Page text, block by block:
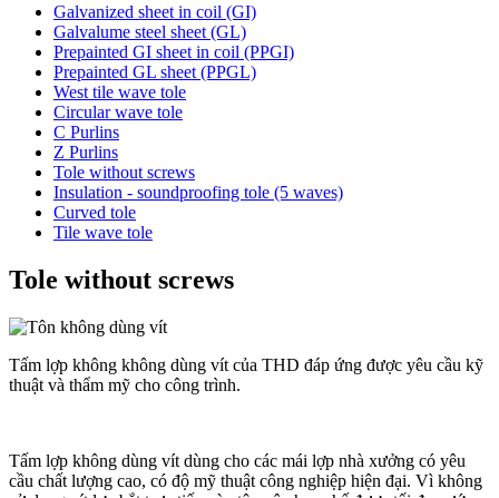
Galvanized sheet in coil (GI)
Galvalume steel sheet (GL)
Prepainted GI sheet in coil (PPGI)
Prepainted GL sheet (PPGL)
West tile wave tole
Circular wave tole
C Purlins
Z Purlins
Tole without screws
Insulation - soundproofing tole (5 waves)
Curved tole
Tile wave tole
Tole without screws
Tấm lợp không không dùng vít của THD đáp ứng được yêu cầu kỹ
thuật và thẩm mỹ cho công trình.
Tấm lợp không dùng vít dùng cho các mái lợp nhà xưởng có yêu
cầu chất lượng cao, có độ mỹ thuật công nghiệp hiện đại. Vì không